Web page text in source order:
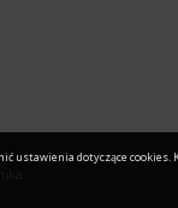
ustawienia dotyczące